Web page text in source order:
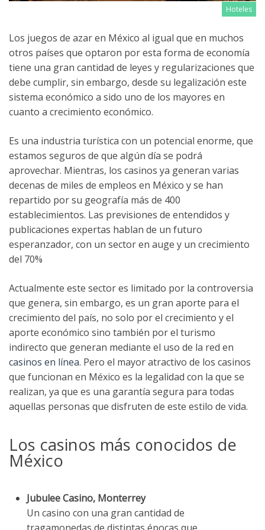
Hoteles
Los juegos de azar en México al igual que en muchos
otros países que optaron por esta forma de economía
tiene una gran cantidad de leyes y regularizaciones que
debe cumplir, sin embargo, desde su legalización este
sistema económico a sido uno de los mayores en
cuanto a crecimiento económico.
Es una industria turística con un potencial enorme, que
estamos seguros de que algún día se podrá
aprovechar. Mientras, los casinos ya generan varias
decenas de miles de empleos en México y se han
repartido por su geografía más de 400
establecimientos. Las previsiones de entendidos y
publicaciones expertas hablan de un futuro
esperanzador, con un sector en auge y un crecimiento
del 70%
Actualmente este sector es limitado por la controversia
que genera, sin embargo, es un gran aporte para el
crecimiento del país, no solo por el crecimiento y el
aporte económico sino también por el turismo
indirecto que generan mediante el uso de la red en
casinos en línea. Pero el mayor atractivo de los casinos
que funcionan en México es la legalidad con la que se
realizan, ya que es una garantía segura para todas
aquellas personas que disfruten de este estilo de vida.
Los casinos más conocidos de
México
Jubulee Casino, Monterrey
Un casino con una gran cantidad de